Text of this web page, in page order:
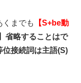
くまでも
【S+be動
省略することはで
位接続詞は主語(S)